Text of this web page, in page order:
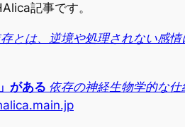
記事です。
とは、逆境や処理されない感
がある 依存の神経生物学的な